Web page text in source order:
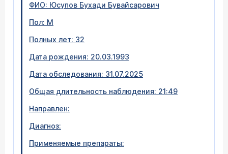
ФИО: Юсупов Бухади Бувайсарович
Пол: М
Полных лет: 32
Дата рождения: 20.03.1993
Дата обследования: 31.07.2025
Общая длительность наблюдения: 21:49
Направлен:
Диагноз:
Применяемые препараты: